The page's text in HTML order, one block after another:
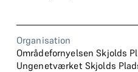
Organisation
Områdefornyelsen Skjolds
Ungenetværket Skjolds